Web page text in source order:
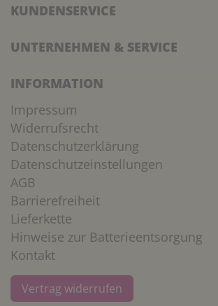
KUNDENSERVICE
UNTERNEHMEN & SERVICE
INFORMATION
Impressum
Widerrufsrecht
Datenschutzerklärung
Datenschutzeinstellungen
AGB
Barrierefreiheit
Lieferkette
Hinweise zur Batterieentsorgung
Kontakt
Vertrag widerrufen